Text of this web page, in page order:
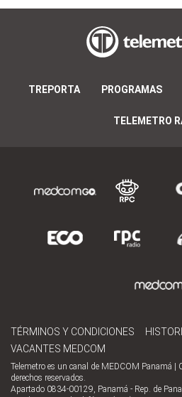
TREPORTA PROGRAMAS
TELEMETRO
TÉRMINOS Y CONDICIONES
VACANTES MEDCOM
Telemetro es un canal de MEDCOM Panamá
derechos reservados.
Apartado 0834-00129, Panamá - Rep. de